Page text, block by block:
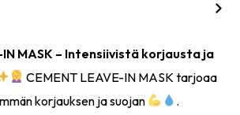
IN MASK – Intensiivistä korjausta ja
CEMENT LEAVE-IN MASK tarjoaa
korjauksen ja suojan
.